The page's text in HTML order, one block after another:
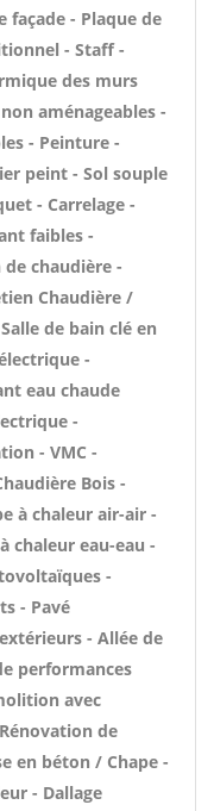
façade - Plaque de
- Staff -
des murs
aménageables -
- Peinture -
peint - Sol souple
- Carrelage -
faibles -
chaudière -
Chaudière /
de bain clé en
-
eau chaude
-
- VMC -
Bois -
à chaleur air-air -
chaleur eau-eau -
-
- Pavé
- Allée de
performances
avec
de
en béton / Chape -
- Dallage